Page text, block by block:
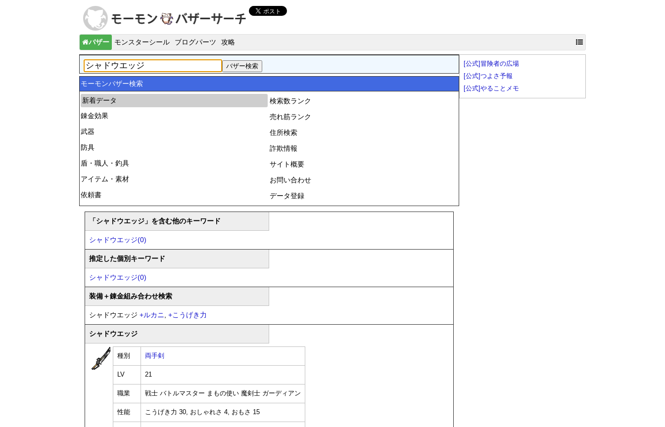
バザー モンスターシール ブログパーツ 攻略
モーモンバザー検索
新着データ
錬金効果
武器
防具
盾・職人・釣具
アイテム・素材
依頼書
検索数ランク
売れ筋ランク
住所検索
詐欺情報
サイト概要
お問い合わせ
データ登録
「シャドウエッジ」を含む他のキーワード
シャドウエッジ(0)
推定した個別キーワード
シャドウエッジ(0)
装備＋錬金組み合わせ検索
シャドウエッジ +ルカニ, +こうげき力
シャドウエッジ
種別 両手剣
LV 21
職業 戦士 バトルマスター まもの使い 魔剣士 ガーディアン
性能 こうげき力 30, おしゃれさ 4, おもさ 15
[公式]冒険者の広場
[公式]つよさ予報
[公式]やることメモ